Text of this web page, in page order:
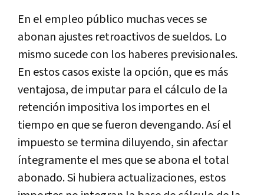
En el empleo público muchas veces se
abonan ajustes retroactivos de sueldos. Lo
mismo sucede con los haberes previsionales.
En estos casos existe la opción, que es más
ventajosa, de imputar para el cálculo de la
retención impositiva los importes en el
tiempo en que se fueron devengando. Así el
impuesto se termina diluyendo, sin afectar
íntegramente el mes que se abona el total
abonado. Si hubiera actualizaciones, estos